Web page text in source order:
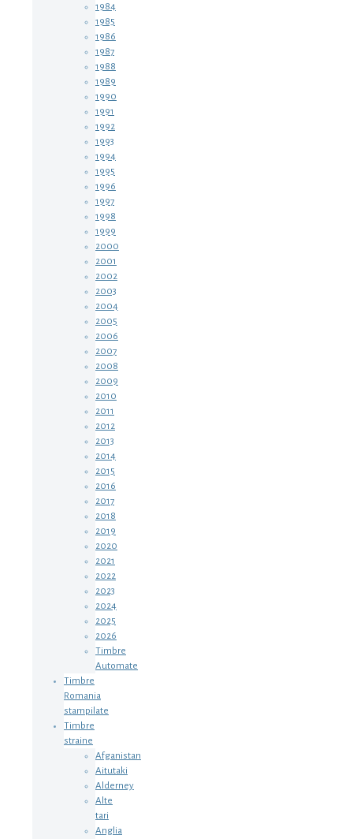
1984
1985
1986
1987
1988
1989
1990
1991
1992
1993
1994
1995
1996
1997
1998
1999
2000
2001
2002
2003
2004
2005
2006
2007
2008
2009
2010
2011
2012
2013
2014
2015
2016
2017
2018
2019
2020
2021
2022
2023
2024
2025
2026
Timbre
Automate
Timbre
Romania
stampilate
Timbre
straine
Afganistan
Aitutaki
Alderney
Alte
tari
Anglia